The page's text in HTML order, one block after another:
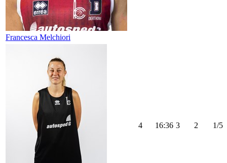
Francesca Melchiori
4 16:36 3 2 1/5